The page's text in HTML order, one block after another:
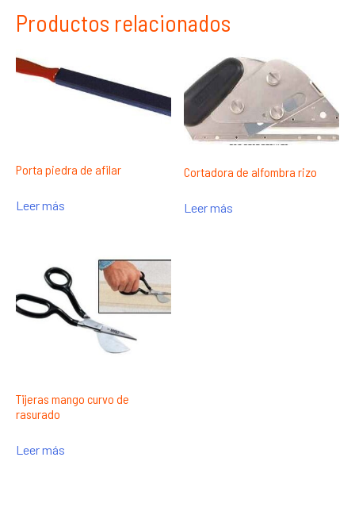
Productos relacionados
Porta piedra de afilar
Leer más
Cortadora de alfombra rizo
Leer más
Tijeras mango curvo de
rasurado
Leer más